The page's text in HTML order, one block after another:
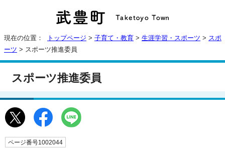
現在の位置： トップページ > 子育て・教育 > 生涯学習・スポーツ > スポ
ーツ > スポーツ推進委員
スポーツ推進委員
ページ番号1002044